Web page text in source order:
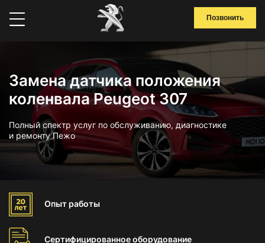
Позвонить
Замена датчика положения
коленвала Peugeot 307
Полный спектр услуг по обслуживанию, диагностике
и ремонту Пежо
Опыт работы
Сертифицированноеоборудование